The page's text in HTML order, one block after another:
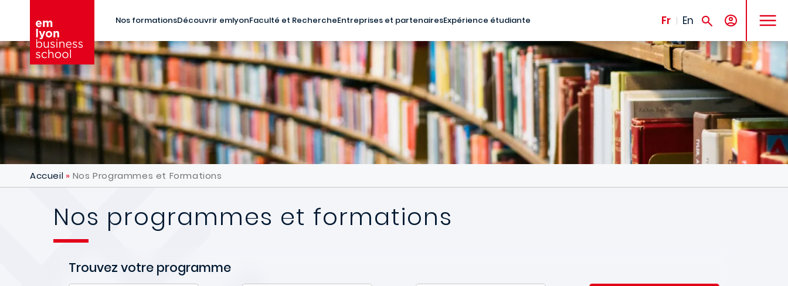
Nos formationsDécouvrir emlyonFaculté et RechercheEntreprises et partenairesExpérience étudiante Fr En
MENU
Accueil Nos Programmes et Formations
Nos programmes et formations
Trouvez votre programme